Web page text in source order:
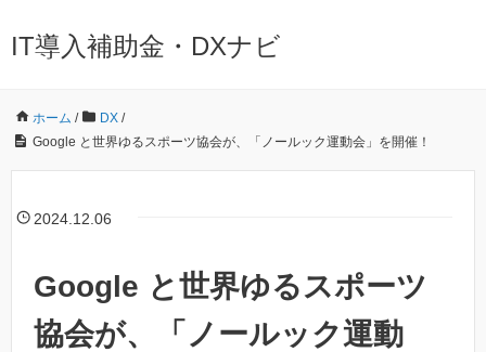
IT導入補助金・DXナビ
ホーム / DX /
Google と世界ゆるスポーツ協会が、「ノールック運動会」を開催！
2024.12.06
Google と世界ゆるスポーツ
協会が、「ノールック運動